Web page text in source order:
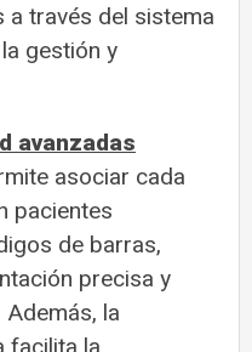
través del sistema
gestión y
avanzadas
asociar cada
pacientes
de barras,
precisa y
Además, la